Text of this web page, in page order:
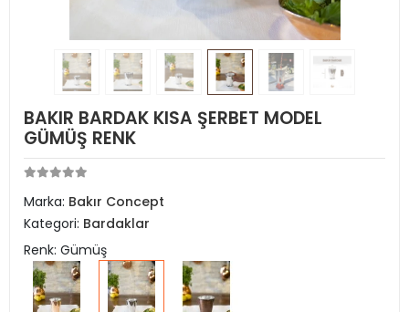
BAKIR BARDAK KISA ŞERBET MODEL
GÜMÜŞ RENK
Marka: Bakır Concept
Kategori: Bardaklar
Renk: Gümüş